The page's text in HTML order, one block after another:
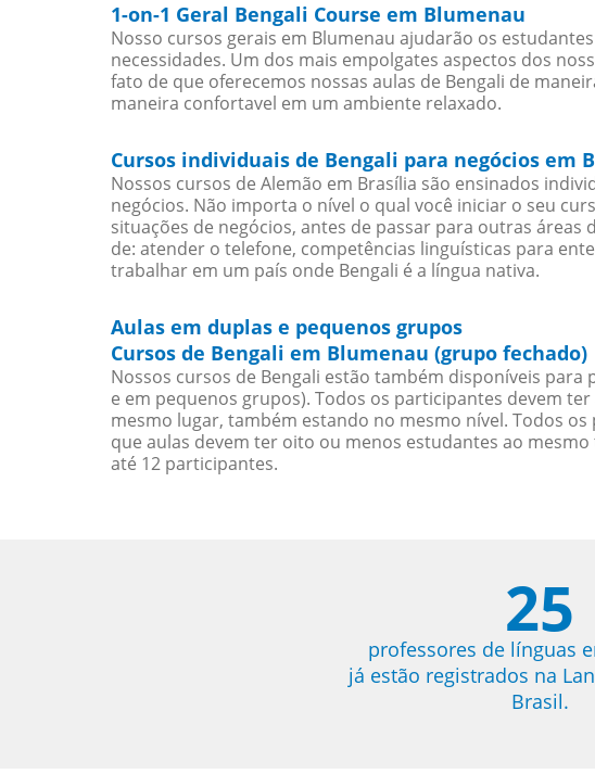
1-on-1 Geral Bengali Course em Blumenau
Nosso cursos gerais em Blumenau ajudarão os
necessidades. Um dos mais empolgates aspectos dos
fato de que oferecemos nossas aulas de Bengali de
maneira confortavel em um ambiente relaxado.
Cursos individuais de Bengali para negócios em
Nossos cursos de Alemão em Brasília são ensinados
negócios. Não importa o nível o qual você iniciar o seu
situações de negócios, antes de passar para outras
de: atender o telefone, competências linguísticas para
trabalhar em um país onde Bengali é a língua nativa.
Aulas em duplas e pequenos grupos
Cursos de Bengali em Blumenau (grupo fechado)
Nossos cursos de Bengali estão também disponíveis
e em pequenos grupos). Todos os participantes devem
mesmo lugar, também estando no mesmo nível. Todos
que aulas devem ter oito ou menos estudantes ao
até 12 participantes.
25
professores de línguas
já estão registrados na
Brasil.